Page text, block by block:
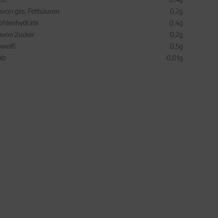
ges. Fettsäuren
0,2g
0,4g
Zucker
0,2g
0,5g
0,01g